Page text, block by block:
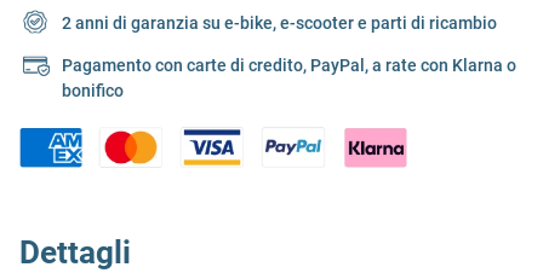
2 anni di garanzia su e-bike, e-scooter e parti di ricambio
Pagamento con carte di credito, PayPal, a rate con Klarna o
bonifico
Dettagli